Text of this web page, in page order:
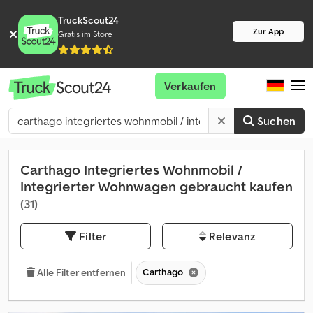
TruckScout24
Gratis im Store Zur App
Suchen
Verkaufen
Carthago Integriertes Wohnmobil /
Integrierter Wohnwagen gebraucht kaufen
(31)
Filter Relevanz
Alle Filter entfernen Carthago